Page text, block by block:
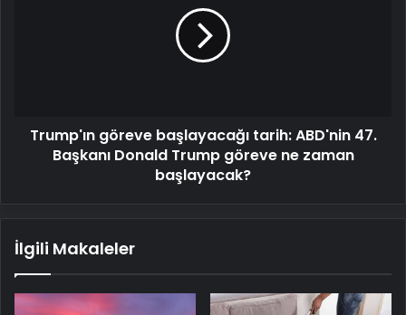
göreve
Trump'ın göreve başlayacağı tarih: ABD'nin 47.
Başkanı Donald Trump göreve ne zaman
başlayacak?
İlgili Makaleler